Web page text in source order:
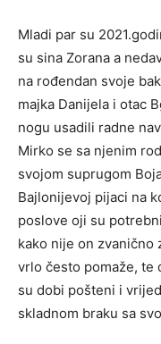
Mladi par su
su sina Zorana a
na rođendan svoje
majka Danijela i otac
nogu usadili radne
Mirko se sa njenim
svojom suprugom
Bajlonijevoj pijaci na
poslove oji su
kako nije on zvanično
vrlo često pomaže, te
su dobi pošteni i
skladnom braku sa